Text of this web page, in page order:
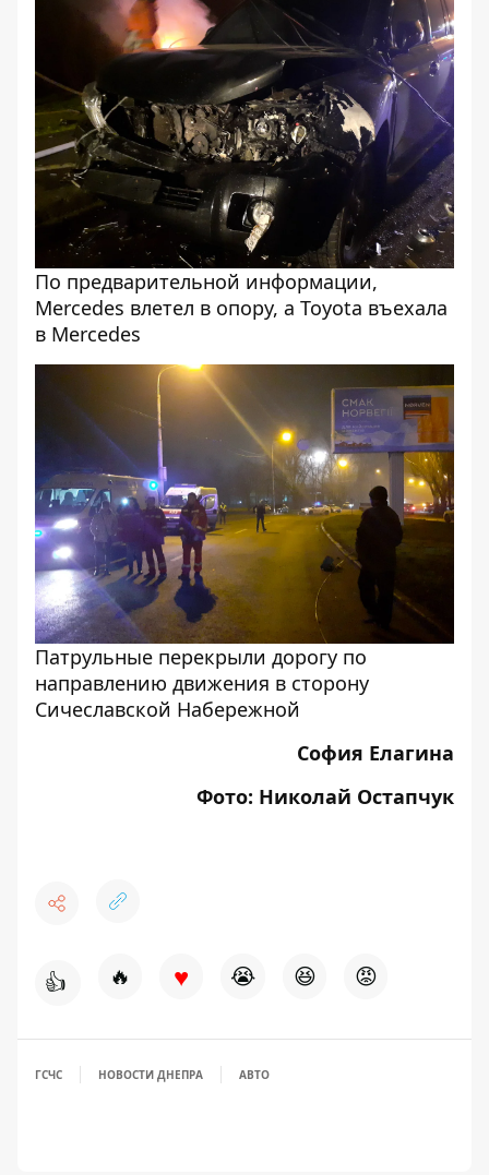
По предварительной информации,
Mercedes влетел в опору, а Toyota въехала
в Mercedes
Патрульные перекрыли дорогу по
направлению движения в сторону
Сичеславской Набережной
София Елагина
Фото: Николай Остапчук
👍 🔥 ♥ 😭 😆 😡
ГСЧС НОВОСТИ ДНЕПРА АВТО